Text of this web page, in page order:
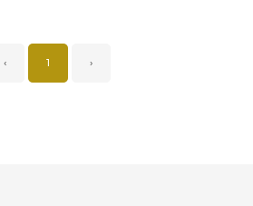
‹ 1 ›